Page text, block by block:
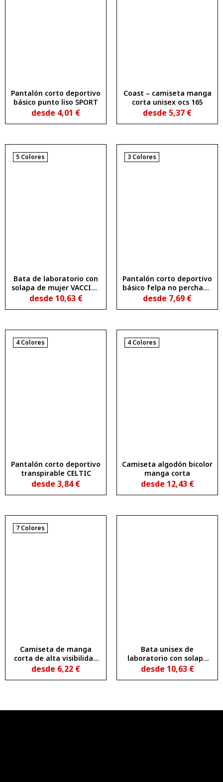
Pantalón corto deportivo
básico punto liso SPORT
desde 4,01 €
Coast – camiseta manga
corta unisex ocs 165
desde 5,37 €
5 Colores
Bata de laboratorio con
solapa de mujer VACCINE
WOMAN
desde 10,63 €
3 Colores
Pantalón corto deportivo
básico felpa no perchada
SPIRO
desde 7,69 €
4 Colores
Pantalón corto deportivo
transpirable CELTIC
desde 3,84€
4 Colores
Camiseta algodón bicolor
manga corta
desde 12,43 €
7 Colores
Camiseta de manga
corta de alta visibilidad
DELTA
desde 6,22 €
Bata unisex de
laboratorio con solapa
MEDERI
desde 10,63 €